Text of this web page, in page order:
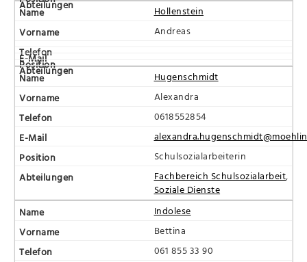
Hollenstein
Andreas
Hugenschmidt
Alexandra
0618552854
Schulsozialarbeiterin
Fachbereich Schulsozialarbeit,
Soziale Dienste
Indolese
Bettina
061 855 33 90